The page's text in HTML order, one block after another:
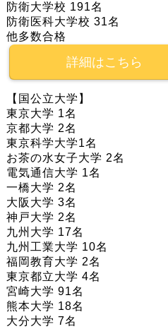
防衛大学校 191名
防衛医科大学校 31名
他多数合格
詳細はこちら
【国公立大学】
東京大学 1名
京都大学 2名
東京科学大学1名
お茶の水女子大学 2名
電気通信大学 1名
一橋大学 2名
大阪大学 3名
神戸大学 2名
九州大学 17名
九州工業大学 10名
福岡教育大学 2名
東京都立大学 4名
宮崎大学 91名
熊本大学 18名
大分大学 7名